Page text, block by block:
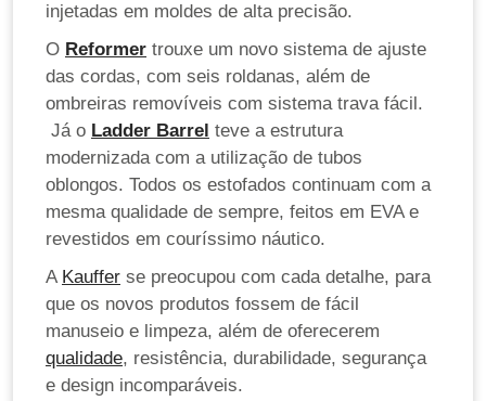
injetadas em moldes de alta precisão.
O Reformer trouxe um novo sistema de ajuste
das cordas, com seis roldanas, além de
ombreiras removíveis com sistema trava fácil.
Já o Ladder Barrel teve a estrutura
modernizada com a utilização de tubos
oblongos. Todos os estofados continuam com a
mesma qualidade de sempre, feitos em EVA e
revestidos em couríssimo náutico.
A Kauffer se preocupou com cada detalhe, para
que os novos produtos fossem de fácil
manuseio e limpeza, além de oferecerem
qualidade, resistência, durabilidade, segurança
e design incomparáveis.